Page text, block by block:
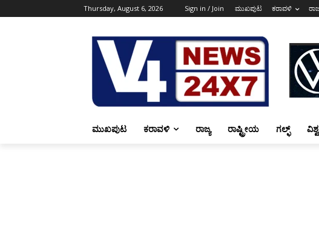
Thursday, August 6, 2026 Sign in / Join ಮುಖಪುಟ ಕರಾವಳಿ
ಮುಖಪುಟ ಕರಾವಳಿ ರಾಜ್ಯ ರಾಷ್ಟ್ರೀಯ ಗಲ್ಫ್ ವಿಶ್ವ